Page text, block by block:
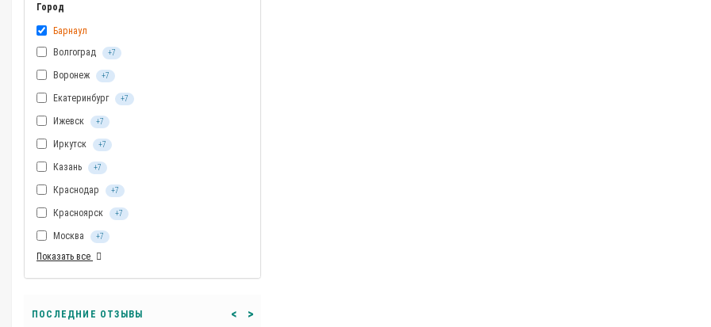
Город
Барнаул
Волгоград
+7
Воронеж +7
Екатеринбург +7
Ижевск +7
Иркутск +7
Казань +7
Краснодар +7
Красноярск +7
Москва +7
Показать все
ПОСЛЕДНИЕ ОТЗЫВЫ < >